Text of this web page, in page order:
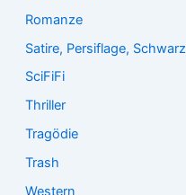
Romanze
Satire, Persiflage, Schwarz
SciFiFi
Thriller
Tragödie
Trash
Western